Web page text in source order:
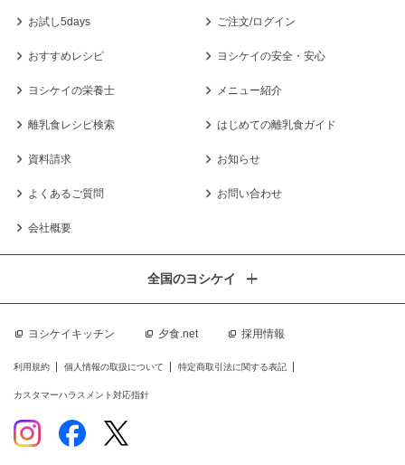
お試し5days ご注文/ログイン
おすすめレシピ ヨシケイの安全・安心
ヨシケイの栄養士 メニュー紹介
離乳食レシピ検索 はじめての離乳食ガイド
資料請求 お知らせ
よくあるご質問 お問い合わせ
会社概要
ヨシケイキッチン 夕食.net 採用情報
全国のヨシケイ
利用規約 個人情報の取扱について 特定商取引法に関する表記
カスタマーハラスメント対応指針